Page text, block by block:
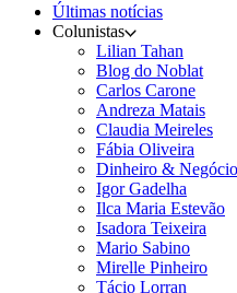
Últimas notícias
Colunistas
Lilian Tahan
Blog do Noblat
Carlos Carone
Andreza Matais
Claudia Meireles
Fábia Oliveira
Dinheiro &
Igor Gadelha
Ilca Maria Estevão
Isadora Teixeira
Mario Sabino
Mirelle Pinheiro
Tácio Lorran